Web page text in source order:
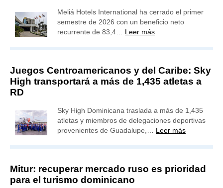
Meliá Hotels International ha cerrado el primer
semestre de 2026 con un beneficio neto
recurrente de 83,4… Leer más
Juegos Centroamericanos y del Caribe: Sky
High transportará a más de 1,435 atletas a
RD
Sky High Dominicana traslada a más de 1,435
atletas y miembros de delegaciones deportivas
provenientes de Guadalupe,… Leer más
Mitur: recuperar mercado ruso es prioridad
para el turismo dominicano